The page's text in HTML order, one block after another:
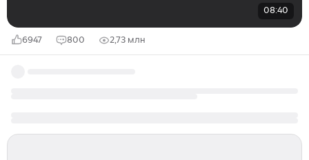
08:40
6947 800 2,73 млн